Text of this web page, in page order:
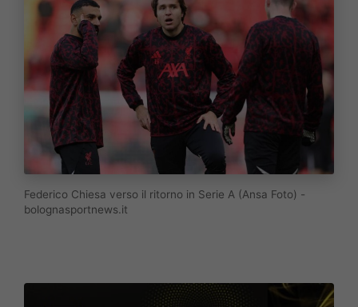
Federico Chiesa verso il ritorno in Serie A (Ansa Foto) -
bolognasportnews.it